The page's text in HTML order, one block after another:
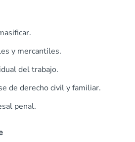
y mercantiles.
del trabajo.
de derecho civil y familiar.
penal.